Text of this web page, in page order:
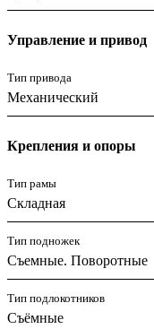
Управление и привод
Тип привода
Механический
Крепления и опоры
Тип рамы
Складная
Тип подножек
Съемные. Поворотные
Тип подлокотников
Съёмные